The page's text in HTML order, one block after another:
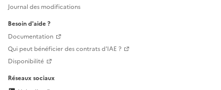
Journal des modifications
Besoin d'aide ?
Documentation
Qui peut bénéficier des contrats d'IAE ?
Disponibilité
Réseaux sociaux